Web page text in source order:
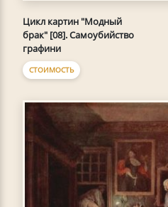
Цикл картин "Модный
брак" [08]. Самоубийство
графини
СТОИМОСТЬ